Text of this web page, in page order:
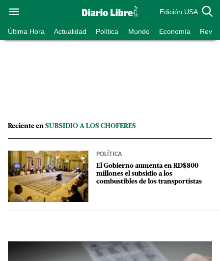
Edición USA
Última Hora Actualidad Política Mundo Economía
Reciente en SUBSIDIO A LOS CHOFERES
POLÍTICA
El Gobierno aumenta en RD$800
millones el subsidio a los
combustibles de los transportistas